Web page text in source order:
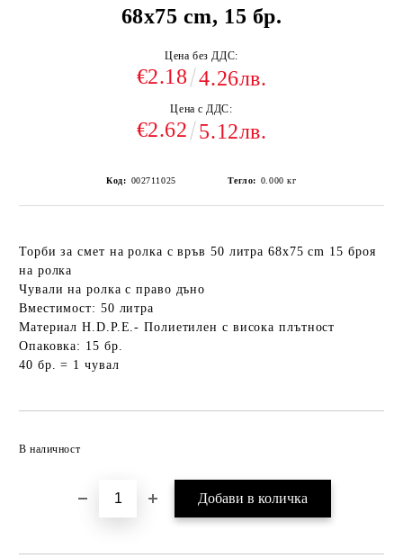
68х75 cm, 15 бр.
Цена без ДДС:
€2.18 4.26лв.
Цена с ДДС:
€2.62 5.12лв.
Код: 002711025 Тегло: 0.000 кг
Торби за смет на ролка с връв 50 литра 68х75 cm 15 броя
на ролка
Чували на ролка с право дъно
Вместимост: 50 литра
Материал H.D.P.E.- Полиетилен с висока плътност
Опаковка: 15 бр.
40 бр. = 1 чувал
В наличност